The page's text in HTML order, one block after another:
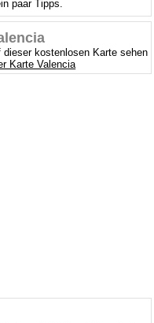
paar Tipps.
kostenlosen Karte sehen
Karte Valencia